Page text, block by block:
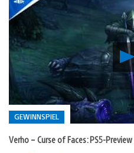
GEWINNSPIEL
Verho – Curse of Faces: PS5-